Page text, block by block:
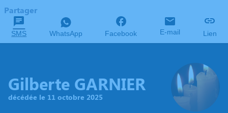
Partager
SMS WhatsApp Facebook E-mail Lien
Gilberte GARNIER
décédée le 11 octobre 2025